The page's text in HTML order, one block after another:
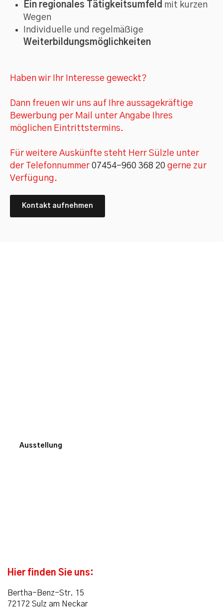
Ein regionales Tätigkeitsumfeld mit kurzen
Wegen
Individuelle und regelmäßige
Weiterbildungsmöglichkeiten
Haben wir Ihr Interesse geweckt?
Dann freuen wir uns auf Ihre aussagekräftige
Bewerbung per Mail unter Angabe Ihres
möglichen Eintrittstermins.
Für weitere Auskünfte steht Herr Sülzle unter
der Telefonnummer 07454-960 368 20 gerne zur
Verfügung.
Kontakt aufnehmen
Ausstellung
Hier finden Sie uns:
Bertha-Benz-Str. 15
72172 Sulz am Neckar